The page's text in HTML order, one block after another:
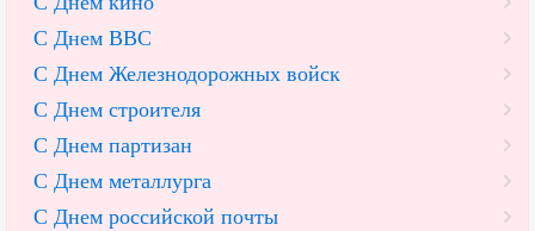
С Днем ВВС
С Днем Железнодорожных войск
С Днем строителя
С Днем партизан
С Днем металлурга
С Днем российской почты